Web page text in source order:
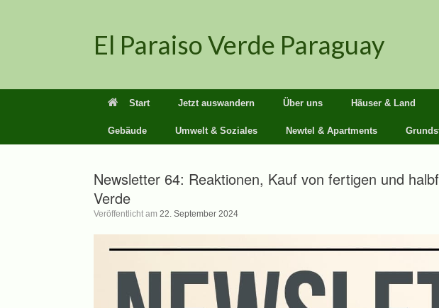
El Paraiso Verde Paraguay
Start Jetzt auswandern Über uns Häuser & Land
Gebäude Umwelt & Soziales Newtel & Apartments
Newsletter 64: Reaktionen, Kauf von fertigen und
Verde
Veröffentlicht am 22. September 2024